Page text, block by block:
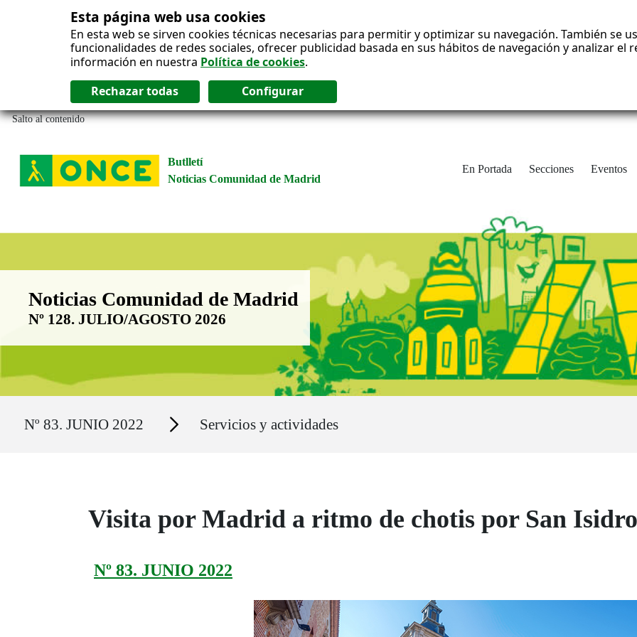
Esta página web usa cookies
En esta web se sirven cookies técnicas necesarias para permitir y optimizar su navegación. También se
funcionalidades de redes sociales, ofrecer publicidad basada en sus hábitos de navegación y analizar
información en nuestra Política de cookies.
Salto al contenido
Butlletí
Noticias Comunidad de Madrid
En Portada Secciones Eventos
Boletín Noticias Comunidad de Madrid
Noticias Comunidad de Madrid
Nº 128. JULIO/AGOSTO 2026
Nº 83. JUNIO 2022 Secciones Servicios y actividades
Visita por Madrid a ritmo de chotis por San Isidro
Nº 83. JUNIO 2022